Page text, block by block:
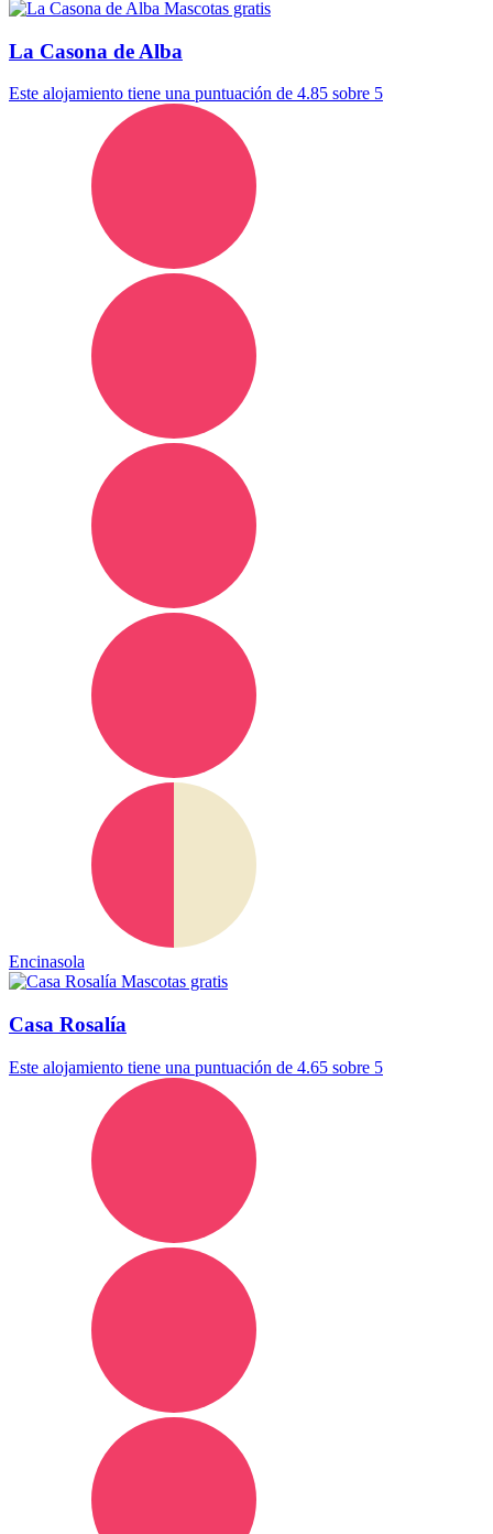
Mascotas gratis
La Casona de Alba
Este alojamiento tiene una puntuación de 4.85 sobre 5
Encinasola
Mascotas gratis
Casa Rosalía
Este alojamiento tiene una puntuación de 4.65 sobre 5